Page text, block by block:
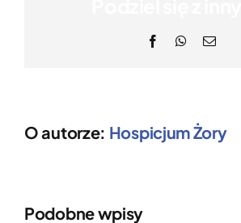
FacebookWhatsApp
Email
O autorze: Hospicjum Żory
Podobne wpisy